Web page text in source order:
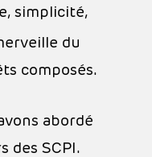
simplicité,
du
composés.
abordé
des SCPI.